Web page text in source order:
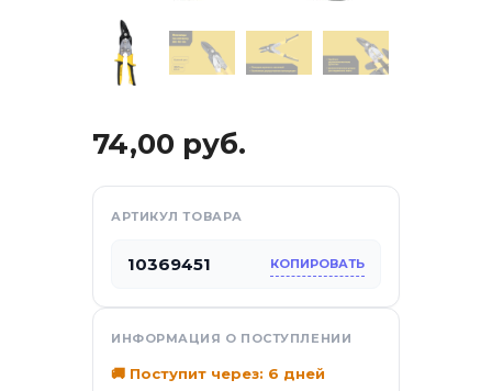
74,00 руб.
АРТИКУЛ ТОВАРА
10369451 КОПИРОВАТЬ
ИНФОРМАЦИЯ О ПОСТУПЛЕНИИ
🚚 Поступит через: 6 дней